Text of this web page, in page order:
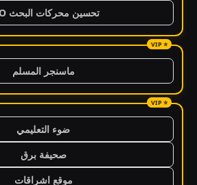
تحسين محركات البحث SEO
ماسنجر المسلم
ضوء التعليمي
صحيفة برق
موقع اشراقات